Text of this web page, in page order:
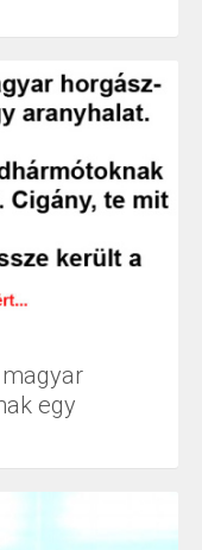
magyar
egy